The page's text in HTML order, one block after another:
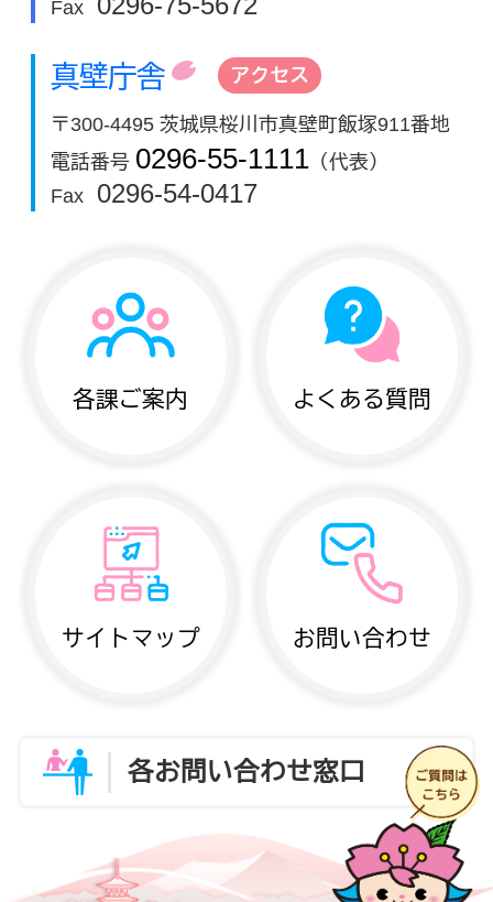
Fax
真壁庁舎 アクセス
〒300-4495 茨城県桜川市真壁町飯塚911番地
電話番号 0296-55-1111 （代表）
Fax
0296-54-0417
各課ご案内 よくある質問
サイトマップ お問い合わせ
各お問い合わせ窓口